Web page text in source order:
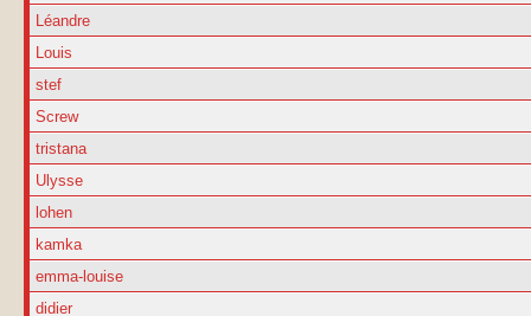
Léandre
Louis
stef
Screw
tristana
Ulysse
lohen
kamka
emma-louise
didier